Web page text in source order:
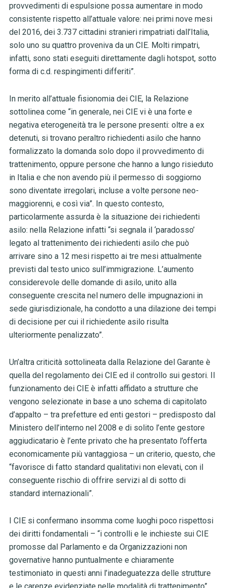
provvedimenti di espulsione possa aumentare in modo
consistente rispetto all’attuale valore: nei primi nove mesi
del 2016, dei 3.737 cittadini stranieri rimpatriati dall’Italia,
solo uno su quattro proveniva da un CIE. Molti rimpatri,
infatti, sono stati eseguiti direttamente dagli hotspot, sotto
forma di c.d. respingimenti differiti”.
In merito all’attuale fisionomia dei CIE, la Relazione
sottolinea come “in generale, nei CIE vi è una forte e
negativa eterogeneità tra le persone presenti: oltre a ex
detenuti, si trovano peraltro richiedenti asilo che hanno
formalizzato la domanda solo dopo il provvedimento di
trattenimento, oppure persone che hanno a lungo risieduto
in Italia e che non avendo più il permesso di soggiorno
sono diventate irregolari, incluse a volte persone neo-
maggiorenni, e così via”. In questo contesto,
particolarmente assurda è la situazione dei richiedenti
asilo: nella Relazione infatti “si segnala il ‘paradosso’
legato al trattenimento dei richiedenti asilo che può
arrivare sino a 12 mesi rispetto ai tre mesi attualmente
previsti dal testo unico sull’immigrazione. L’aumento
considerevole delle domande di asilo, unito alla
conseguente crescita nel numero delle impugnazioni in
sede giurisdizionale, ha condotto a una dilazione dei tempi
di decisione per cui il richiedente asilo risulta
ulteriormente penalizzato”.
Un’altra criticità sottolineata dalla Relazione del Garante è
quella del regolamento dei CIE ed il controllo sui gestori. Il
funzionamento dei CIE è infatti affidato a strutture che
vengono selezionate in base a uno schema di capitolato
d’appalto – tra prefetture ed enti gestori – predisposto dal
Ministero dell’interno nel 2008 e di solito l’ente gestore
aggiudicatario è l’ente privato che ha presentato l’offerta
economicamente più vantaggiosa – un criterio, questo, che
“favorisce di fatto standard qualitativi non elevati, con il
conseguente rischio di offrire servizi al di sotto di
standard internazionali”.
I CIE si confermano insomma come luoghi poco rispettosi
dei diritti fondamentali – “i controlli e le inchieste sui CIE
promosse dal Parlamento e da Organizzazioni non
governative hanno puntualmente e chiaramente
testimoniato in questi anni l’inadeguatezza delle strutture
e le carenze evidenziate nelle modalità di trattenimento”,